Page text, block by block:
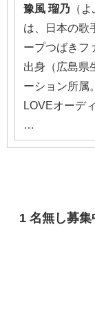
豫風 瑠乃 （
は、日本の歌
ープつばきフ
出身（広島県
ーション所属
LOVEオーデ
1 名無し募集